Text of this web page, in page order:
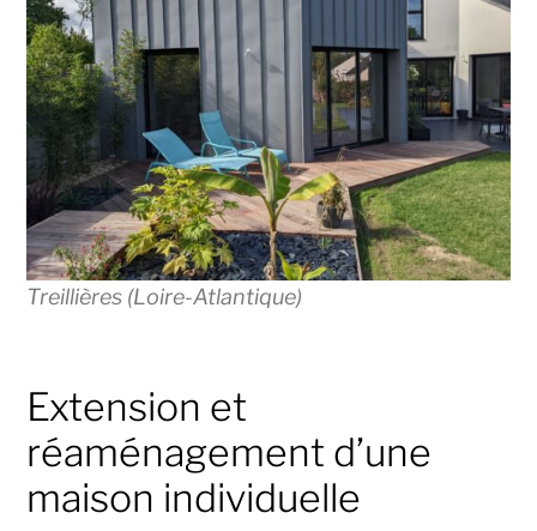
Treillières (Loire-Atlantique)
Extension et
réaménagement d’une
maison individuelle